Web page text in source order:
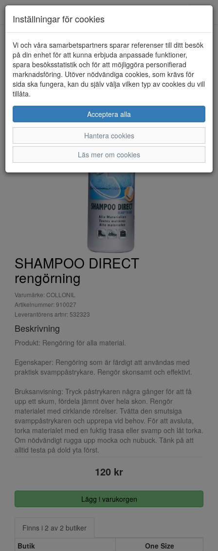
HEM COLLONIL
SHAMPOO DIRECT
rengörning
Varumärke: COLLONIL
Artikelnummer: 910027
Leverantörens artnr: 532323
Beskrivning
Produkt: Rengöring för alla material.
Egenskaper: Rengöring som är färdigt att användas med
praktisk svamppåstrykare. Rengör skonsamt och effektivt.
Bruksanvisning: Tryck påstrykaren några gånger för att få
upp ett skum, fördela jämnt över hela skon. Rengör
materialet med cirklande rörelser. Tvätta den smutsiga
svamppåstrykaren och upprepa vid behov. För att avsluta,
torka materialet med en fuktig trasa eller svamp och låt torka.
Om nödvändigt rugga upp mocka och nubuck. Tänk på att
alltid testa på dold yta först.
120 kr
Lägg i varukorgen
Finns i 2 av 2 butiker
Butik
One Size
Inställningar för cookies
Vi och våra samarbetspartners sparar referenser till ditt besök
på din enhet för att kunna erbjuda anpassade funktioner,
spara besöksstatistik och för att möjliggöra personifierad
marknadsföring. Utöver nödvändiga cookies, som krävs för
sida ska fungera, kan du själv välja vilken typ av cookies du vill
tillåta.
Acceptera alla
Hantera cookies
Läs mer om cookies